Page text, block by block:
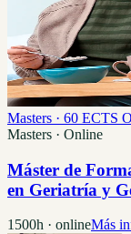
Masters · 60 ECTS
Masters · Online
Máster de
en Geriatría y
1500h · onlineMás